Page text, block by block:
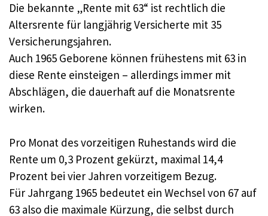
Die bekannte „Rente mit 63“ ist rechtlich die
Altersrente für langjährig Versicherte mit 35
Versicherungsjahren.​
Auch 1965 Geborene können frühestens mit 63 in
diese Rente einsteigen – allerdings immer mit
Abschlägen, die dauerhaft auf die Monatsrente
wirken.​
Pro Monat des vorzeitigen Ruhestands wird die
Rente um 0,3 Prozent gekürzt, maximal 14,4
Prozent bei vier Jahren vorzeitigem Bezug.​
Für Jahrgang 1965 bedeutet ein Wechsel von 67 auf
63 also die maximale Kürzung, die selbst durch